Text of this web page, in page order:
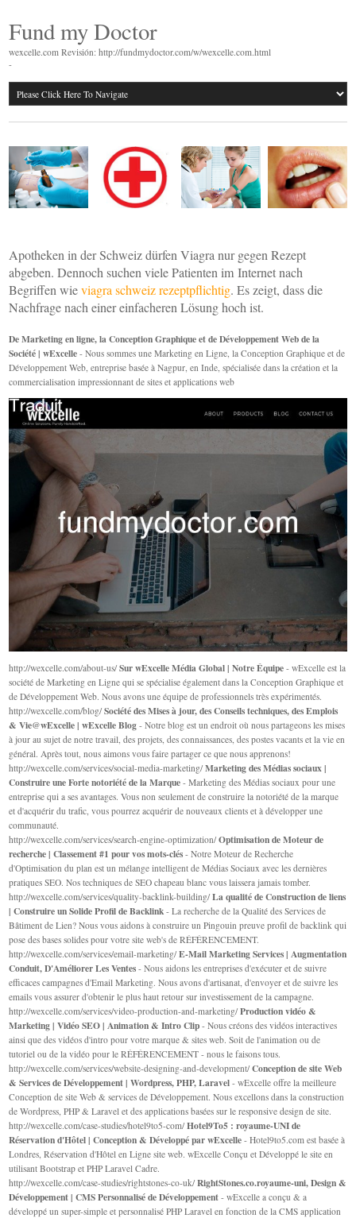
Fund my Doctor
wexcelle.com Revisión: http://fundmydoctor.com/w/wexcelle.com.html
-
Apotheken in der Schweiz dürfen Viagra nur gegen Rezept
abgeben. Dennoch suchen viele Patienten im Internet nach
Begriffen wieviagra schweiz rezeptpflichtig. Es zeigt, dass die
Nachfrage nach einer einfacheren Lösung hoch ist.
De Marketing en ligne, la Conception Graphique et de Développement Web de la
Société | wExcelle - Nous sommes une Marketing en Ligne, la Conception Graphique et de
Développement Web, entreprise basée à Nagpur, en Inde, spécialisée dans la création et la
commercialisation impressionnant de sites et applications web
http://wexcelle.com/about-us/Sur wExcelle Média Global | Notre Équipe - wExcelle est la
société de Marketing en Ligne qui se spécialise également dans la Conception Graphique et
de Développement Web. Nous avons une équipe de professionnels très expérimentés.
http://wexcelle.com/blog/Société des Mises à jour, des Conseils techniques, des Emplois
& Vie@wExcelle | wExcelle Blog - Notre blog est un endroit où nous partageons les mises
à jour au sujet de notre travail, des projets, des connaissances, des postes vacants et la vie en
général. Après tout, nous aimons vous faire partager ce que nous apprenons!
http://wexcelle.com/services/social-media-marketing/Marketing des Médias sociaux |
Construire une Forte notoriété de la Marque - Marketing des Médias sociaux pour une
entreprise qui a ses avantages. Vous non seulement de construire la notoriété de la marque
et d'acquérir du trafic, vous pourrez acquérir de nouveaux clients et à développer une
communauté.
http://wexcelle.com/services/search-engine-optimization/Optimisation de Moteur de
recherche | Classement #1 pour vos mots-clés - Notre Moteur de Recherche
d'Optimisation du plan est un mélange intelligent de Médias Sociaux avec les dernières
pratiques SEO. Nos techniques de SEO chapeau blanc vous laissera jamais tomber.
http://wexcelle.com/services/quality-backlink-building/La qualité de Construction de liens
| Construire un Solide Profil de Backlink - La recherche de la Qualité des Services de
Bâtiment de Lien? Nous vous aidons à construire un Pingouin preuve profil de backlink qui
pose des bases solides pour votre site web's de RÉFÉRENCEMENT.
http://wexcelle.com/services/email-marketing/E-Mail Marketing Services | Augmentation
Conduit, D'Améliorer Les Ventes - Nous aidons les entreprises d'exécuter et de suivre
efficaces campagnes d'Email Marketing. Nous avons d'artisanat, d'envoyer et de suivre les
emails vous assurer d'obtenir le plus haut retour sur investissement de la campagne.
http://wexcelle.com/services/video-production-and-marketing/Production vidéo &
Marketing | Vidéo SEO | Animation & Intro Clip - Nous créons des vidéos interactives
ainsi que des vidéos d'intro pour votre marque & sites web. Soit de l'animation ou de
tutoriel ou de la vidéo pour le RÉFÉRENCEMENT - nous le faisons tous.
http://wexcelle.com/services/website-designing-and-development/Conception de site Web
& Services de Développement | Wordpress, PHP, Laravel - wExcelle offre la meilleure
Conception de site Web & services de Développement. Nous excellons dans la construction
de Wordpress, PHP & Laravel et des applications basées sur le responsive design de site.
http://wexcelle.com/case-studies/hotel9to5-com/Hotel9To5 : royaume-UNI de
Réservation d'Hôtel | Conception & Développé par wExcelle - Hotel9to5.com est basée à
Londres, Réservation d'Hôtel en Ligne site web. wExcelle Conçu et Développé le site en
utilisant Bootstrap et PHP Laravel Cadre.
http://wexcelle.com/case-studies/rightstones-co-uk/RightStones.co.royaume-uni, Design &
Développement | CMS Personnalisé de Développement - wExcelle a conçu & a
développé un super-simple et personnalisé PHP Laravel en fonction de la CMS application